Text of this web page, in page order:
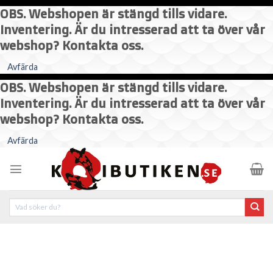
OBS. Webshopen är stängd tills vidare.
Inventering. Är du intresserad att ta över vår
webshop? Kontakta oss.
Avfärda
OBS. Webshopen är stängd tills vidare.
Inventering. Är du intresserad att ta över vår
webshop? Kontakta oss.
Avfärda
content